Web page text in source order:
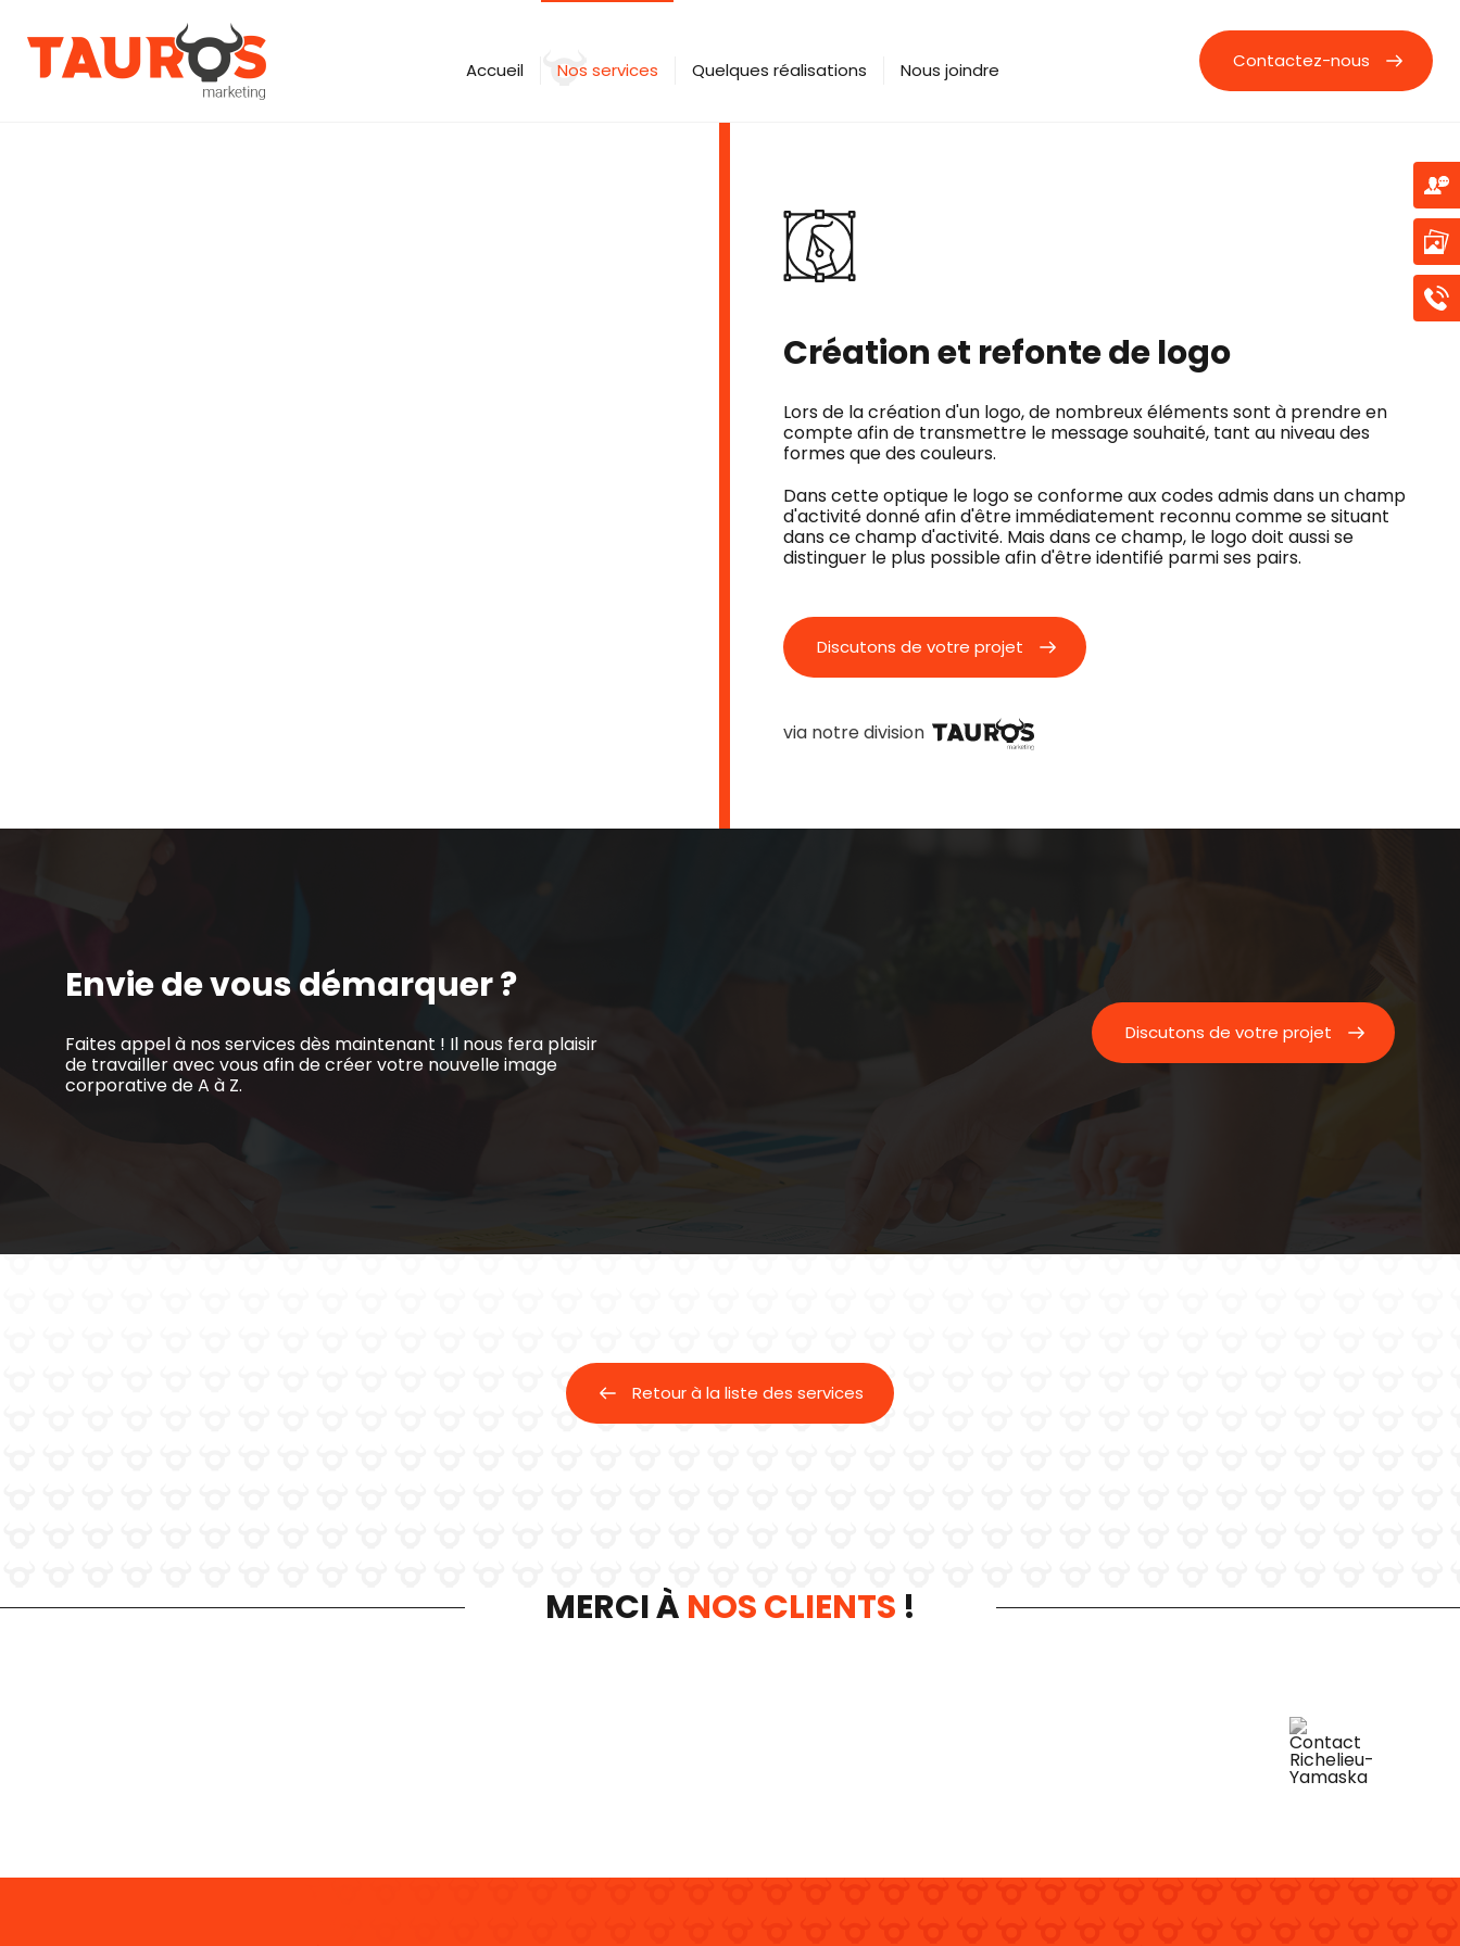
Accueil Nos services Quelques réalisations Nous joindre Contactez-nous
Création et refonte de logo
Lors de la création d'un logo, de nombreux éléments sont à prendre en
compte afin de transmettre le message souhaité, tant au niveau des
formes que des couleurs.
Dans cette optique le logo se conforme aux codes admis dans un champ
d'activité donné afin d'être immédiatement reconnu comme se situant
dans ce champ d'activité. Mais dans ce champ, le logo doit aussi se
distinguer le plus possible afin d'être identifié parmi ses pairs.
Discutons de votre projet
via notre division
Envie de vous démarquer ?
Faites appel à nos services dès maintenant ! Il nous fera plaisir
de travailler avec vous afin de créer votre nouvelle image
corporative de A à Z.
Discutons de votre projet
Retour à la liste des services
MERCI À NOS CLIENTS !